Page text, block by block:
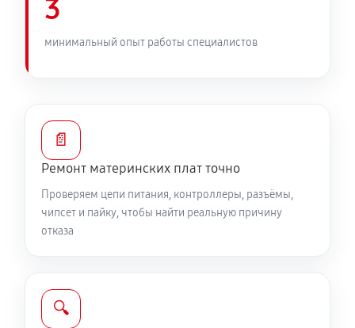
3
минимальный опыт работы специалистов
📄
Ремонт материнских плат точно
Проверяем цепи питания, контроллеры, разъёмы,
чипсет и пайку, чтобы найти реальную причину
отказа
🔍